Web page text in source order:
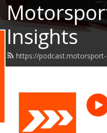
Insights
https://